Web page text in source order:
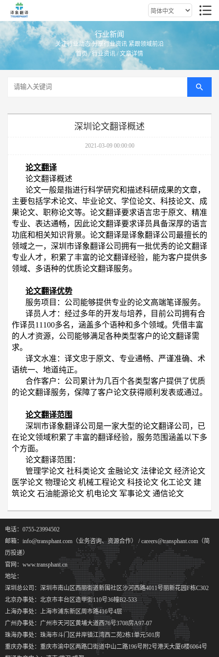
行业新闻
关注行业动态 分享行业资讯 紧跟领域前沿
首页/行业资讯 / 文章详情
深圳论文翻译概述
2021-03-09 00:00:00
论文翻译
论文翻译概述
论文一般是指进行科学研究和描述科研成果的文章，
主要包括学术论文、毕业论文、学位论文、科技论文、成
果论文、职称论文等。论文翻译要求语言忠于原文、精准
专业、表达通畅，因此论文翻译要求译员具备深厚的语言
功底和相关知识背景。论文翻译是译象翻译公司最擅长的
领域之一，深圳市译象翻译公司拥有一批优秀的论文翻译
专业人才，积累了丰富的论文翻译经验，能为客户提供多
领域、多语种的优质论文翻译服务。
论文翻译优势
服务项目：公司能够提供专业的论文高端笔译服务。
译员人才：经过多年的开发与培养，目前公司拥有合
作译员11100多名，涵盖多个语种和多个领域。凭借丰富
的人才资源，公司能够满足各种类型客户的论文翻译需
求。
译文水准：译文忠于原文、专业通畅、严谨准确、术
语统一、地道纯正。
合作客户：公司累计为几百个各类型客户提供了优质
的论文翻译服务，保障了客户论文获得顺利发表或通过。
论文翻译范围
深圳市译象翻译公司是一家大型的论文翻译公司，已
在论文领域积累了丰富的翻译经验，服务范围涵盖以下多
个方面。
论文翻译范围：
管理学论文 社科类论文 金融论文 法律论文 经济论文
医学论文 物理论文 机械工程论文 科技论文 化工论文 建
筑论文 石油能源论文 机电论文 军事论文 通信论文
电话：0755-23994502
邮箱：info@transphant.com（业务咨询、资源合作） / careers@transphant.com（简
历投递）
官网：www.transphant.cn
地址：
深圳总公司：深圳市南山区西丽街道新围社区沙河西路4011号丽新花园F栋C302
北京办事处：北京市丰台区造甲街110号36幢B2-533
上海办事处：上海市浦东新区周市路416号4层
广州办事处：广州市天河区黄埔大道西76号3708房A97-07
珠海办事处：珠海市斗门区井岸镇江湾西二苑2栋1单元501房
重庆办事处：重庆市渝中区两路口街道中山二路196号附2号港天大厦6楼6064号